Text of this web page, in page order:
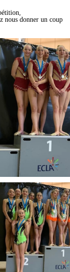
nous donner un coup